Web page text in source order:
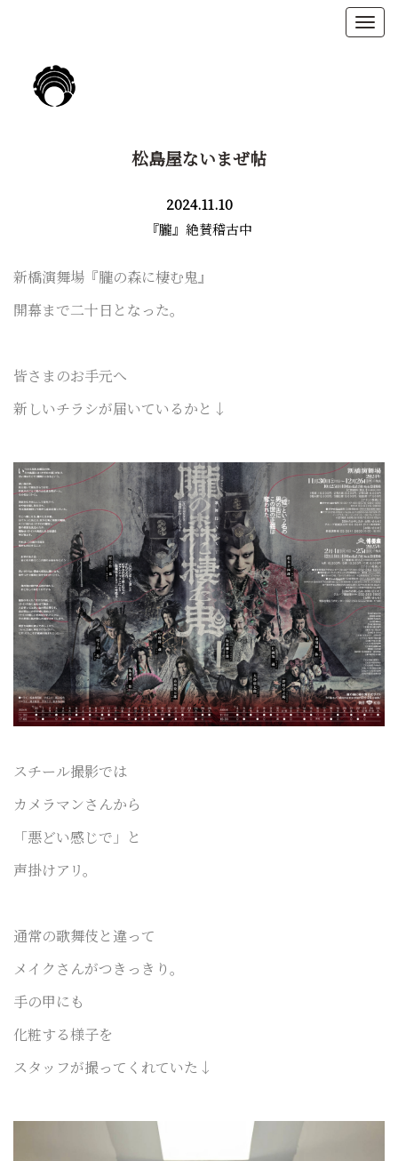
松島屋ないまぜ帖
2024.11.10
『朧』絶賛稽古中
新橋演舞場『朧の森に棲む鬼』
開幕まで二十日となった。
皆さまのお手元へ
新しいチラシが届いているかと↓
スチール撮影では
カメラマンさんから
「悪どい感じで」と
声掛けアリ。
通常の歌舞伎と違って
メイクさんがつきっきり。
手の甲にも
化粧する様子を
スタッフが撮ってくれていた↓